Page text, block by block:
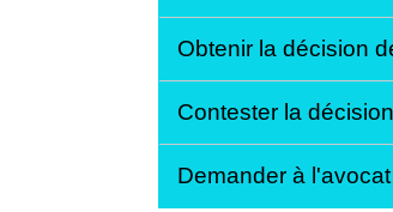
Obtenir la décision
Contester la
Demander à